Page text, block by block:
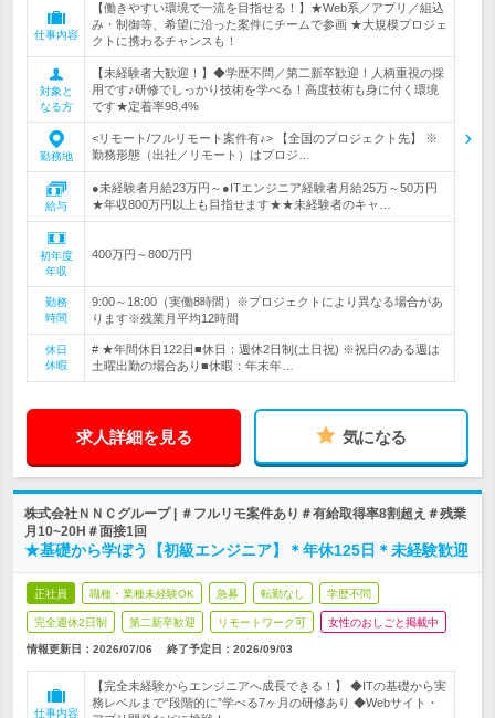
仕事内容
【働きやすい環境で一流を目指せる！】★Web系／アプリ／組込
み・制御等、希望に沿った案件にチームで参画 ★大規模プロジェ
クトに携わるチャンスも！
対象と
なる方
【未経験者大歓迎！】◆学歴不問／第二新卒歓迎！人柄重視の採
用です♪研修でしっかり技術を学べる！高度技術も身に付く環境
です★定着率98.4%
勤務地
<リモート/フルリモート案件有♪> 【全国のプロジェクト先】 ※
勤務形態（出社／リモート）はプロジ…
給与
●未経験者月給23万円～●ITエンジニア経験者月給25万～50万円
★年収800万円以上も目指せます★★未経験者のキャ…
初年度
年収
400万円～800万円
勤務
時間
9:00～18:00（実働8時間）※プロジェクトにより異なる場合があ
ります※残業月平均12時間
休日
休暇
# ★年間休日122日■休日：週休2日制(土日祝) ※祝日のある週は
土曜出勤の場合あり■休暇：年末年…
求人詳細を見る 気になる
株式会社ＮＮＣグループ | ＃フルリモ案件あり＃有給取得率8割超え＃残業
月10~20H＃面接1回
★基礎から学ぼう【初級エンジニア】＊年休125日＊未経験歓迎
正社員 職種・業種未経験OK 急募 転勤なし 学歴不問
完全週休2日制 第二新卒歓迎 リモートワーク可 女性のおしごと掲載中
情報更新日：2026/07/06 終了予定日： 2026/09/03
仕事内容
【完全未経験からエンジニアへ成長できる！】 ◆ITの基礎から実
務レベルまで“段階的に”学べる7ヶ月の研修あり ◆Webサイト・